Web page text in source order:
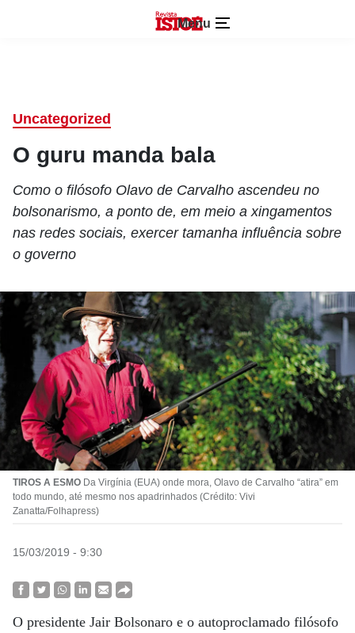
Menu
Uncategorized
O guru manda bala
Como o filósofo Olavo de Carvalho ascendeu no
bolsonarismo, a ponto de, em meio a xingamentos
nas redes sociais, exercer tamanha influência sobre
o governo
TIROS A ESMO Da Virgínia (EUA) onde mora, Olavo de Carvalho “atira” em
todo mundo, até mesmo nos apadrinhados (Crédito: Vivi
Zanatta/Folhapress)
15/03/2019 - 9:30
O presidente Jair Bolsonaro e o autoproclamado filósofo